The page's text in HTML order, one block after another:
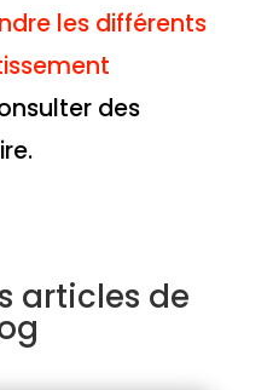
les différents
des
articles de